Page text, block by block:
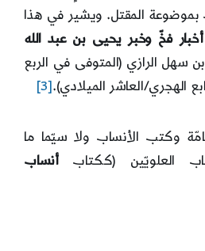
بموضوعة المقتل. ويشير في هذا
أخبار فخّ وخبر يحيى بن عبد الله
سهل الرازي (المتوفى في الربع
الهجري/العاشر الميلادي). [3]
وكتب الأنساب ولا سيّما ما
العلويّين (ككتابأنساب